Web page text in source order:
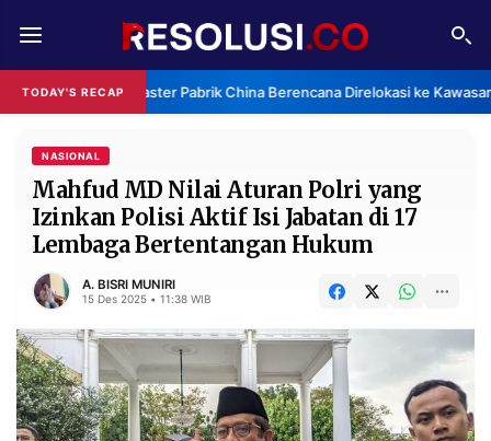
TODAY'S RECAPKlaster Pabrik China Berencana Direlokasi ke
REDAKSI TENTANG
RESOLUSI IKLAN
RUBRIKASI
EDITORIAL AKSARA
FINANSIA PERSONA
DAERAH NASIONAL
MANCA SPORT
NASIONAL
Mahfud MD Nilai Aturan Polri yang
Izinkan Polisi Aktif Isi Jabatan di 17
Lembaga Bertentangan Hukum
A. BISRI MUNIRI
15 Des 2025 • 11:38 WIB